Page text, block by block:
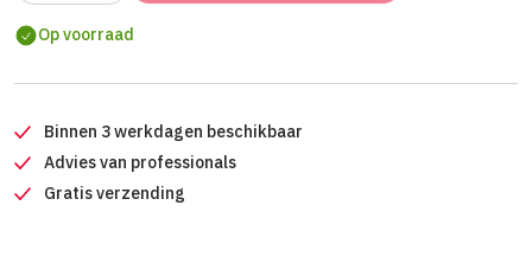
Op voorraad
Binnen 3 werkdagen beschikbaar
Advies van professionals
Gratis verzending